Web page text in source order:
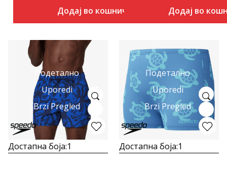
Додај во кошничка Додај во
Подетално
Uporedi
Brzi Pregled
Достапна боја:1
Подетално
Uporedi
Brzi Pregled
Достапна боја:1